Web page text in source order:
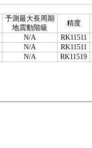
予測最大長周期
地震動階級
精度
N/A
RK11511
N/A
RK11511
N/A RK11519